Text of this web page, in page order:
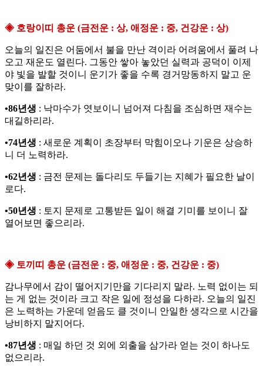
◈ 호랑이띠 총운 (금전운 : 상, 애정운 : 중, 건강운 : 상)
오늘의 일진은 어둠에서 불을 만난 격이라 어려움에서 풀려 나
오고 재운도 열린다. 그동안 쌓아 놓았던 실력과 공덕이 이제
야 빛을 발할 것이니 운기가 좋을 수록 경거망동하지 말고 운
맞이를 잘하라.
•86년생 : 낙마수가 엿보이니 넘어져 다침을 조심하면 재수는
대길하리라.
•74년생 : 새로운 계획이 초장부터 막힘이오나 기운은 상승하
니 더 노력하라.
•62년생 : 금전 문제는 돌다리도 두들기는 지혜가 필요한 날이
로다.
•50년생 : 토지 문제로 고통받든 일이 해결 기미를 보이니 잘
열어보면 좋으리라.
◈ 토끼띠 총운 (금전운 : 중, 애정운 : 중, 건강운 : 중)
감나무에서 감이 떨어지기만을 기다리지 말라. 노력 없이는 되
는 게 없는 것이라 크고 작은 일에 정성을 다하라. 오늘의 일진
은 노력하는 가운데 얻음도 클 것이니 안일한 생각으로 시간을
낭비하지 말지어다.
•87년생 : 매일 하던 것 외에 외출을 삼가라 얻는 것이 하나도
없으리라.